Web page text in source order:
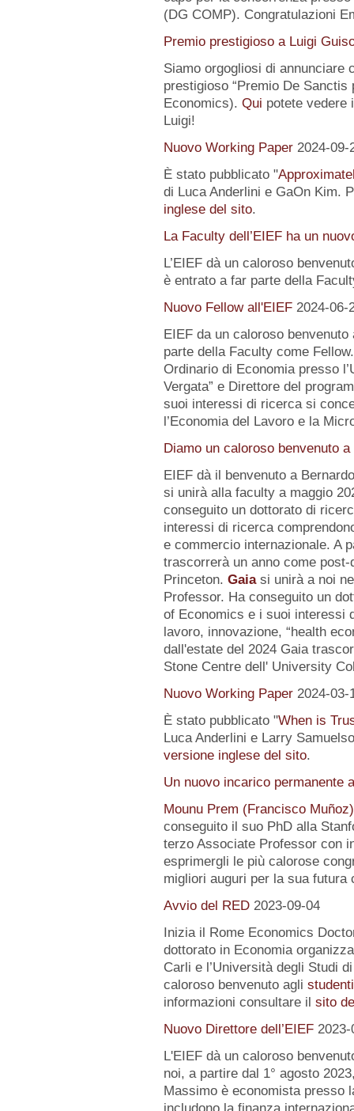
(DG COMP). Congratulazioni
Premio prestigioso a Luigi
Siamo orgogliosi di annunciare
prestigioso “Premio De
Economics). Qui potete vedere
Luigi!
Nuovo Working Paper 2024-09-
È stato pubblicato "
di Luca Anderlini e GaOn Kim.
inglese del sito.
La Faculty dell’EIEF ha un
L’EIEF dà un caloroso
è entrato a far parte della
Nuovo Fellow all'EIEF 2024-06-
EIEF da un caloroso
parte della Faculty come
Ordinario di Economia presso
Vergata” e Direttore del
suoi interessi di ricerca si
l’Economia del Lavoro e la
Diamo un caloroso benvenuto
EIEF dà il benvenuto a
si unirà alla faculty a maggio
conseguito un dottorato di
interessi di ricerca
e commercio internazionale. A
trascorrerà un anno come
Princeton. Gaiasi unirà a noi
Professor. Ha conseguito un
of Economics e i suoi interessi
lavoro, innovazione, “health
dall'estate del 2024 Gaia
Stone Centre dell' University
Nuovo Working Paper 2024-03-
È stato pubblicato "When is
Luca Anderlini e Larry
versione inglese del sito.
Un nuovo incarico permanente
Mounu Prem (Francisco Muñoz)
conseguito il suo PhD alla
terzo Associate Professor con
esprimergli le più calorose
migliori auguri per la sua futura
Avvio del RED 2023-09-04
Inizia il Rome Economics
dottorato in Economia
Carli e l’Università degli Studi
caloroso benvenuto agli
informazioni consultare il sito
Nuovo Direttore dell’EIEF 2023-
L'EIEF dà un caloroso
noi, a partire dal 1° agosto
Massimo è economista presso